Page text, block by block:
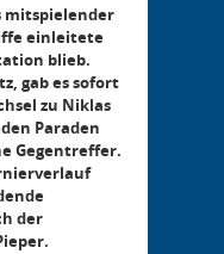
mitspielender
einleitete
blieb.
gab es sofort
zu Niklas
Paraden
Gegentreffer.
der